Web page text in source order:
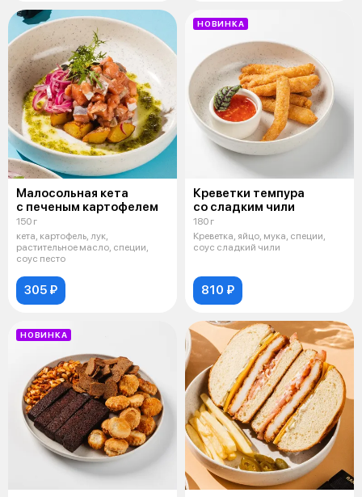
Малосольная кета
с печеным картофелем
150 г
кета, картофель, лук,
растительное масло, специи,
соус песто
305 ₽
НОВИНКА
Креветки темпура
со сладким чили
180 г
Креветка, яйцо, мука, специи,
соус сладкий чили
810 ₽
НОВИНКА